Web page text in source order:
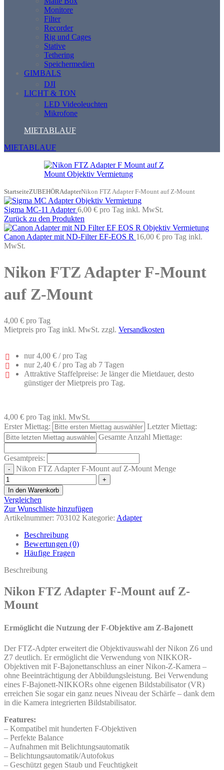
Monitore
Filter
Recorder
Rig und Cages
Stative
Tethering
Speichermedien
GIMBALS
DJI
LICHT & TON
LED Videoleuchten
Mikrofone
MIETABLAUF
MIETABLAUF
StartseiteZUBEHÖRAdapterNikon FTZ Adapter F-Mount auf Z-Mount
Sigma MC-11 Adapter6,00 € pro Tag inkl. MwSt.
Zurück zu den Produkten
Canon Adapter mit ND-Filter EF-EOS R 16,00 € pro Tag inkl.
MwSt.
Nikon FTZ Adapter F-Mount
auf Z-Mount
4,00 € pro Tag
Mietpreis pro Tag inkl. MwSt. zzgl. Versandkosten
nur4,00 € / pro Tag
nur 2,40 € / pro Tag ab 7 Tagen
Attraktive Staffelpreise: Je länger die Mietdauer, desto
günstiger der Mietpreis pro Tag.
4,00 € pro Tag inkl. MwSt.
Erster Miettag:
Letzter Miettag:
Gesamte Anzahl Miettage:
Gesamtpreis:
Nikon FTZ Adapter F-Mount auf Z-Mount Menge
In den Warenkorb
Vergleichen
Zur Wunschliste hinzufügen
Artikelnummer: 703102 Kategorie: Adapter
Beschreibung
Bewertungen (0)
Häufige Fragen
Beschreibung
Nikon FTZ Adapter F-Mount auf Z-
Mount
Ermöglicht die Nutzung der F-Objektive am Z-Bajonett
Der FTZ-Adpter erweitert die Objektivauswahl der Nikon Z6 und
Z7 deutlich. Er ermöglicht die Verwendung von NIKKOR-
Objektiven mit F-Bajonettanschluss an einer Nikon-Z-Kamera –
ohne Beeinträchtigung der Abbildungsleistung. Bei Verwendung
eines F-Bajonett-NIKKORs ohne eigenen Bildstabilisator (VR)
erreichen Sie sogar ein ganz neues Niveau der Schärfe – dank dem
in die Kamera integrierten Bildstabilisator.
Features:
– Kompatibel mit hunderten F-Objektiven
– Perfekte Balance
– Aufnahmen mit Belichtungsautomatik
– Belichtungsautomatik/Autofokus
– Geschützt gegen Staub und Feuchtigkeit